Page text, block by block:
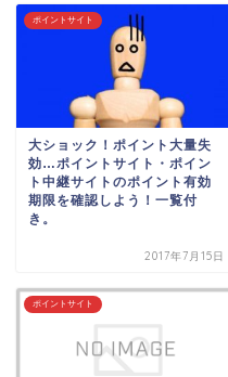
ポイントサイト
大ショック！ポイント大量失
効…ポイントサイト・ポイン
ト中継サイトのポイント有効
期限を確認しよう！一覧付
き。
2017年7月15日
ポイントサイト